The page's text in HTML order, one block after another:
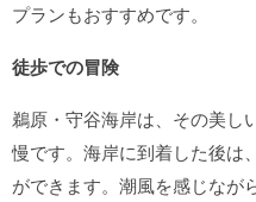
プランもおすすめです。
徒歩での冒険
鵜原・守谷海岸は、その美し
慢です。海岸に到着した後は
ができます。潮風を感じなが